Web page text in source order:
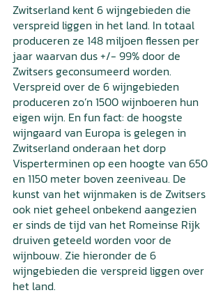
Zwitserland kent 6 wijngebieden die
verspreid liggen in het land. In totaal
produceren ze 148 miljoen flessen per
jaar waarvan dus +/- 99% door de
Zwitsers geconsumeerd worden.
Verspreid over de 6 wijngebieden
produceren zo’n 1500 wijnboeren hun
eigen wijn. En fun fact: de hoogste
wijngaard van Europa is gelegen in
Zwitserland onderaan het dorp
Visperterminen op een hoogte van 650
en 1150 meter boven zeeniveau. De
kunst van het wijnmaken is de Zwitsers
ook niet geheel onbekend aangezien
er sinds de tijd van het Romeinse Rijk
druiven geteeld worden voor de
wijnbouw. Zie hieronder de 6
wijngebieden die verspreid liggen over
het land.